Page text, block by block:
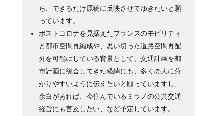
ら、できるだけ原稿に反映させてゆきたいと願
っています。
ポストコロナを見据えたフランスのモビリティ
と都市空間再編成や、思い切った道路空間再配
分を可能にしている背景として、交通計画を都
市計画に統合してきた経緯にも、多くの人に分
かりやすいように伝えたいと願っていますし、
余白があれば、今住んでいるミラノの公共交通
経営にも言及したい、など予定しています。